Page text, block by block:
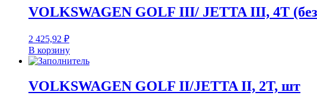
VOLKSWAGEN GOLF III/ JETTA III, 4T
2 425,92 ₽
В корзину
VOLKSWAGEN GOLF II/JETTA II, 2T, шт